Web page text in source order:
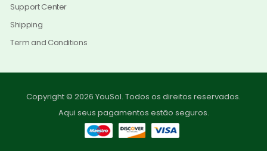
Support Center
Shipping
Term and Conditions
Copyright © 2026 YouSol. Todos os direitos reservados.
Aqui seus pagamentos estão seguros.